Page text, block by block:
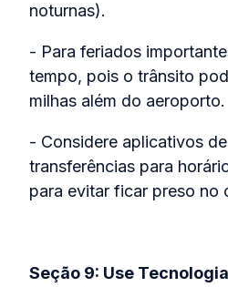
noturnas).
- Para feriados
tempo, pois o trânsito
milhas além do aeroporto.
- Considere aplicativos
transferências para
para evitar ficar preso no
Seção 9: Use